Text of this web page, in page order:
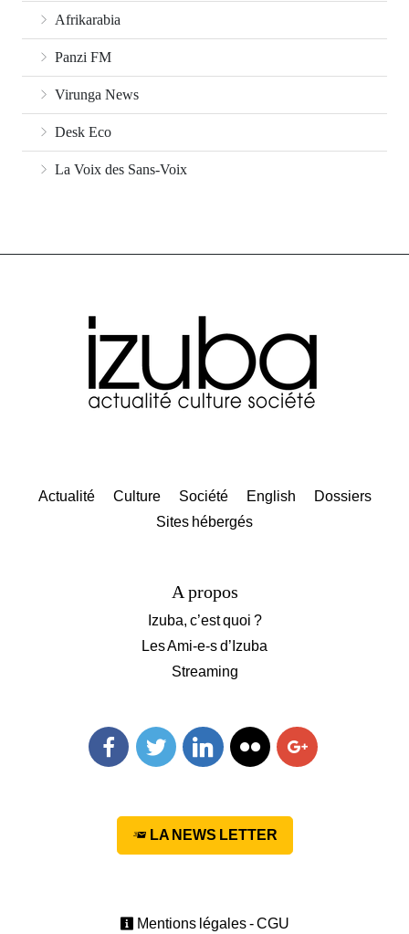
Afrikarabia
Panzi FM
Virunga News
Desk Eco
La Voix des Sans-Voix
Actualité Culture Société English
Dossiers
Sites hébergés
A propos
Izuba, c’est quoi ?
Les Ami-e-s d’Izuba
Streaming
LA NEWS LETTER
Mentions légales - CGU